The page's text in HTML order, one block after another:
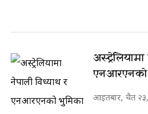
अस्ट्रेलियामा
आइतबार, चैत